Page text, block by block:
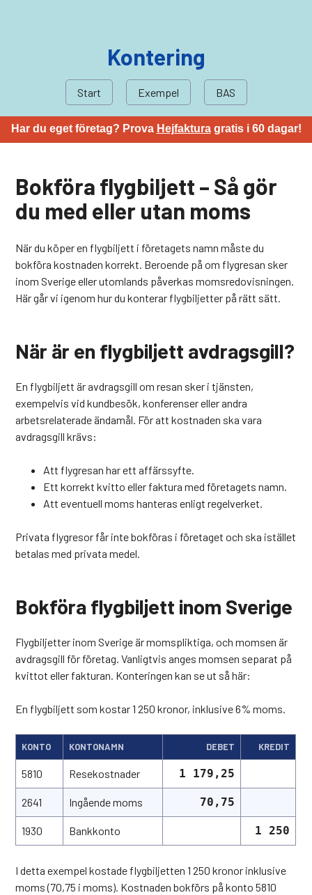
Kontering
Start Exempel BAS
Har du eget företag? Prova Hejfakturagratis i 60 dagar!
Bokföra flygbiljett – Så gör
du med eller utan moms
När du köper en flygbiljett i företagets namn måste du
bokföra kostnaden korrekt. Beroende på om flygresan sker
inom Sverige eller utomlands påverkas momsredovisningen.
Här går vi igenom hur du konterar flygbiljetter på rätt sätt.
När är en flygbiljett avdragsgill?
En flygbiljett är avdragsgill om resan sker i tjänsten,
exempelvis vid kundbesök, konferenser eller andra
arbetsrelaterade ändamål. För att kostnaden ska vara
avdragsgill krävs:
Att flygresan har ett affärssyfte.
Ett korrekt kvitto eller faktura med företagets namn.
Att eventuell moms hanteras enligt regelverket.
Privata flygresor får inte bokföras i företaget och ska istället
betalas med privata medel.
Bokföra flygbiljett inom Sverige
Flygbiljetter inom Sverige är momspliktiga, och momsen är
avdragsgill för företag. Vanligtvis anges momsen separat på
kvittot eller fakturan. Konteringen kan se ut så här:
En flygbiljett som kostar 1 250 kronor, inklusive 6% moms.
KONTO KONTONAMN DEBET KREDIT
5810 Resekostnader 1 179,25
2641 Ingående moms 70,75
1930 Bankkonto 1 250
I detta exempel kostade flygbiljetten 1 250 kronor inklusive
moms (70,75 i moms). Kostnaden bokförs på konto 5810